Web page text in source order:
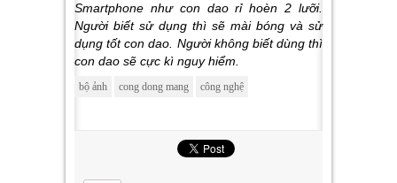
Smartphone như con dao rỉ hoèn 2 lưỡi.
Người biết sử dụng thì sẽ mài bóng và sử
dụng tốt con dao. Người không biết dùng thì
con dao sẽ cực kì nguy hiểm.
bộ ảnh cong dong mang công nghệ